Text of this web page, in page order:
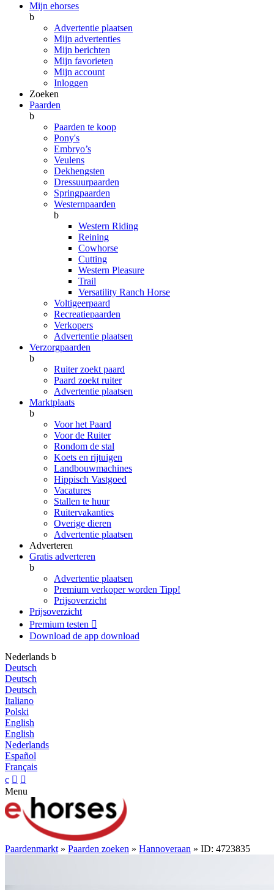
Mijn ehorses
b
Advertentie plaatsen
Mijn advertenties
Mijn berichten
Mijn favorieten
Mijn account
Inloggen
Zoeken
Paarden
b
Paarden te koop
Pony's
Embryo’s
Veulens
Dekhengsten
Dressuurpaarden
Springpaarden
Westernpaarden
b
Western Riding
Reining
Cowhorse
Cutting
Western Pleasure
Trail
Versatility Ranch Horse
Voltigeerpaard
Recreatiepaarden
Verkopers
Advertentie plaatsen
Verzorgpaarden
b
Ruiter zoekt paard
Paard zoekt ruiter
Advertentie plaatsen
Marktplaats
b
Voor het Paard
Voor de Ruiter
Rondom de stal
Koets en rijtuigen
Landbouwmachines
Hippisch Vastgoed
Vacatures
Stallen te huur
Ruitervakanties
Overige dieren
Advertentie plaatsen
Adverteren
Gratis adverteren
b
Advertentie plaatsen
Premium verkoper worden Tipp!
Prijsoverzicht
Prijsoverzicht
Premium testen 
Download de app download
Nederlands b
Deutsch
Deutsch
Deutsch
Italiano
Polski
English
English
Nederlands
Español
Français
c  
Menu
Paardenmarkt » Paarden zoeken » Hannoveraan » ID: 4723835